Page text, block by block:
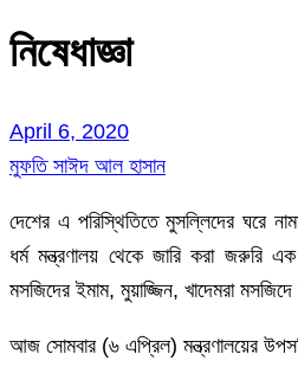
নিষেধাজ্ঞা
April 6, 2020
মুফতি সাঈদ আল হাসান
দেশের এ পরিস্থিতিতে মুসল্লিদের ঘরে
ধর্ম মন্ত্রণালয় থেকে জারি করা জরুরি
মসজিদের ইমাম, মুয়াজ্জিন, খাদেমরা
আজ সোমবার (৬ এপ্রিল) মন্ত্রণালয়ের